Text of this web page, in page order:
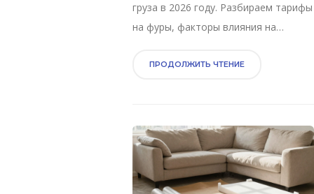
груза в 2026 году. Разбираем тарифы
на фуры, факторы влияния на
бюджета.
ПРОДОЛЖИТЬ ЧТЕНИЕ